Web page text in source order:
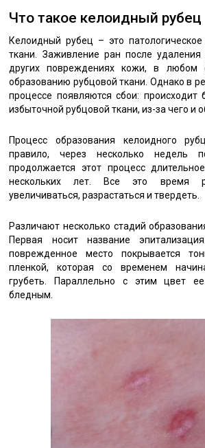
Что такое келоидный рубец
Келоидный рубец – это
ткани. Заживление ран после
других повреждениях кожи, в любом
образованию рубцовой ткани. Однако в
процессе появляются сбои: происходит
избыточной рубцовой ткани, из-за чего и
Процесс образования келоидного
правило, через несколько недель
продолжается этот процесс
нескольких лет. Все это время
увеличиваться, разрастаться и твердеть.
Различают несколько стадий
Первая носит название
поврежденное место покрывается
пленкой, которая со временем
грубеть. Параллельно с этим цвет
бледным.